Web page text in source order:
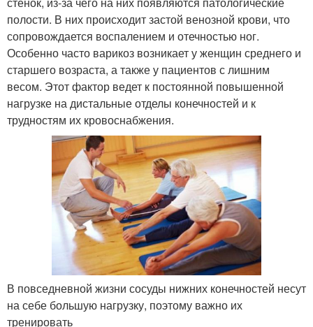
полости. В них происходит застой венозной крови, что
сопровождается воспалением и отечностью ног.
Особенно часто варикоз возникает у женщин среднего и
старшего возраста, а также у пациентов с лишним
весом. Этот фактор ведет к постоянной повышенной
нагрузке на дистальные отделы конечностей и к
трудностям их кровоснабжения.
В повседневной жизни сосуды нижних конечностей несут
на себе большую нагрузку, поэтому важно их
тренировать